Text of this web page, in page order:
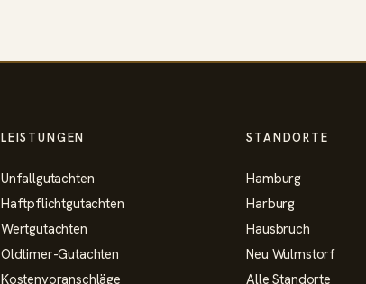
LEISTUNGEN
Unfallgutachten
Haftpflichtgutachten
Wertgutachten
Oldtimer-Gutachten
Kostenvoranschläge
STANDORTE
Hamburg
Harburg
Hausbruch
Neu Wulmstorf
Alle Standorte